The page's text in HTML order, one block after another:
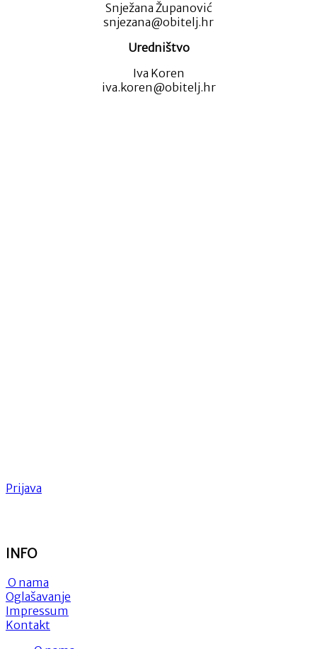
Snježana Županović
snjezana@obitelj.hr
Uredništvo
Iva Koren
iva.koren@obitelj.hr
Prijava
INFO
O nama
Oglašavanje
Impressum
Kontakt